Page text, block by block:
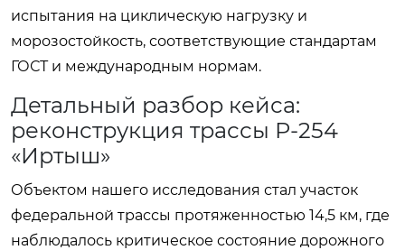
испытания на циклическую нагрузку и
морозостойкость, соответствующие стандартам
ГОСТ и международным нормам.
Детальный разбор кейса:
реконструкция трассы Р-254
«Иртыш»
Объектом нашего исследования стал участок
федеральной трассы протяженностью 14,5 км, где
наблюдалось критическое состояние дорожного